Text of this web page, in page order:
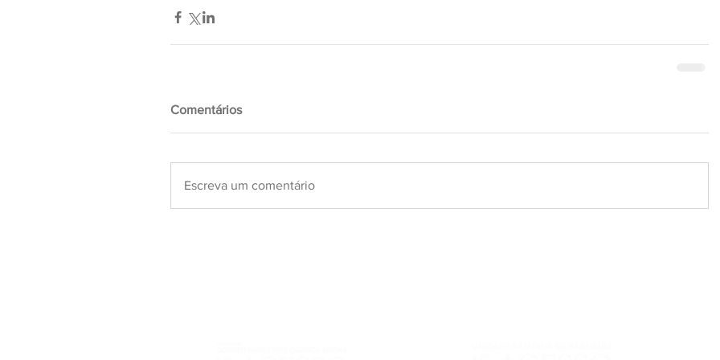
Comentários
Escreva um comentário